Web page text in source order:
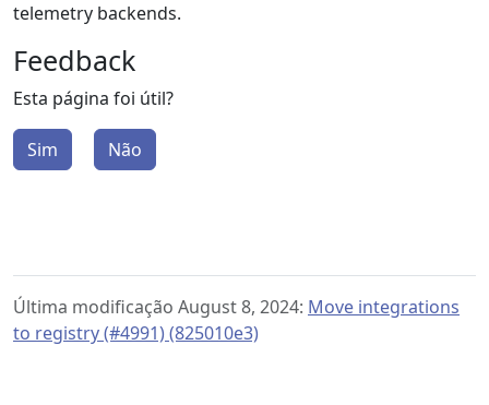
telemetry backends.
Feedback
Esta página foi útil?
Sim Não
Última modificação August 8, 2024: Move integrations
to registry (#4991) (825010e3)